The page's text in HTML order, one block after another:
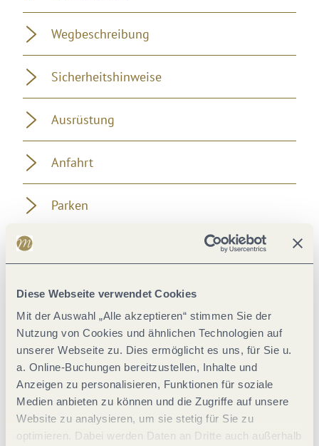
Diese Webseite verwendet Cookies
Mit der Auswahl „Alle akzeptieren“ stimmen Sie der
Nutzung von Cookies und ähnlichen Technologien auf
unserer Webseite zu. Dies ermöglicht es uns, für Sie u.
a. Online-Buchungen bereitzustellen, Inhalte und
Anzeigen zu personalisieren, Funktionen für soziale
Medien anbieten zu können und die Zugriffe auf unsere
Website zu analysieren, um sie stetig für Sie zu
optimieren. Dabei werden Daten an Dritte auch außerhalb
Wegbeschreibung
Sicherheitshinweise
Ausrüstung
Anfahrt
Parken
Literatur
Weitere Informationen
Aktuell vor Ort